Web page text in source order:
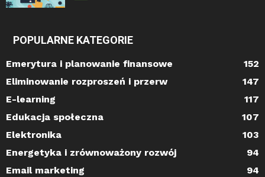
POPULARNE KATEGORIE
Emerytura i planowanie finansowe
152
Eliminowanie rozproszeń i przerw
147
E-learning
117
Edukacja społeczna
107
Elektronika
103
Energetyka i zrównoważony rozwój
94
Email marketing
94